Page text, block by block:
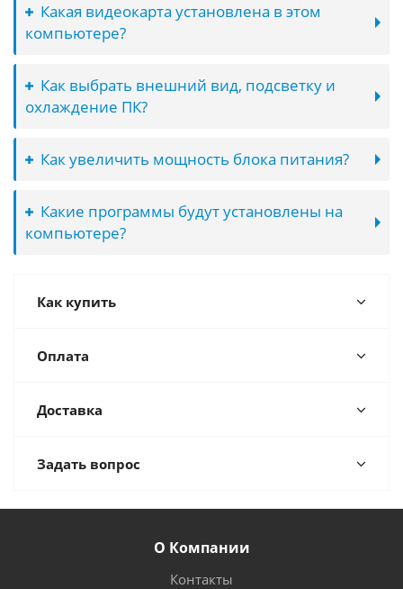
Какая видеокарта установлена в этом
компьютере?
Как выбрать внешний вид, подсветку и
охлаждение ПК?
Как увеличить мощность блока питания?
Какие программы будут установлены на
компьютере?
Как купить
Оплата
Доставка
Задать вопрос
О Компании
Контакты